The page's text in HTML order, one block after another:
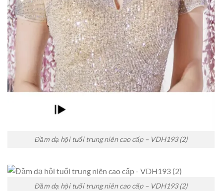
Đầm dạ hội tuổi trung niên cao cấp – VDH193 (2)
Đầm dạ hội tuổi trung niên cao cấp – VDH193 (2)